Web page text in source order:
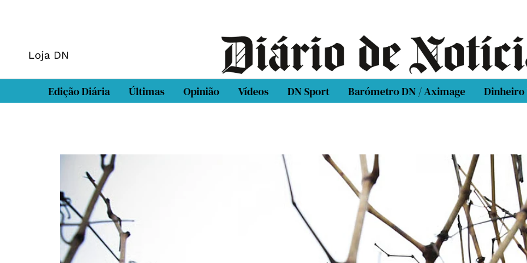
Loja DN
Edição Diária Últimas Opinião Vídeos DN Sport Barómetro DN / Aximage Dinheiro